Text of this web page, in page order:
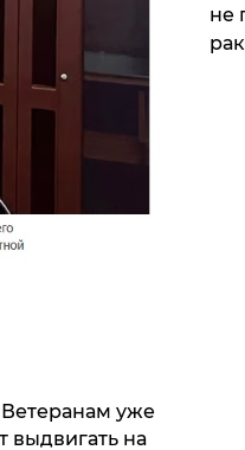
Ветеранам уже
выдвигать на
не